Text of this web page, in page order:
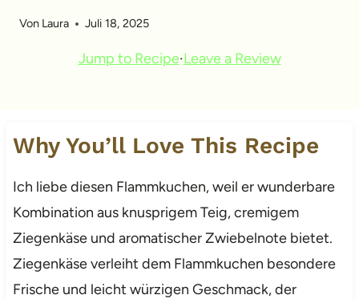
Von Laura Juli 18, 2025
Jump to Recipe·Leave a Review
Why You’ll Love This Recipe
Ich liebe diesen Flammkuchen, weil er wunderbare
Kombination aus knusprigem Teig, cremigem
Ziegenkäse und aromatischer Zwiebelnote bietet.
Ziegenkäse verleiht dem Flammkuchen besondere
Frische und leicht würzigen Geschmack, der